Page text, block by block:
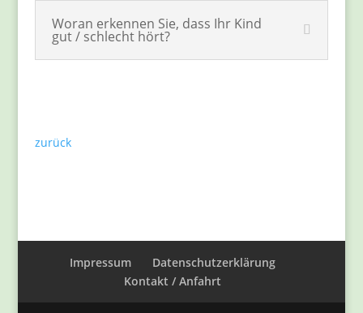
Woran erkennen Sie, dass Ihr Kind
gut / schlecht hört?
zurück
Impressum
Datenschutzerklärung
Kontakt / Anfahrt